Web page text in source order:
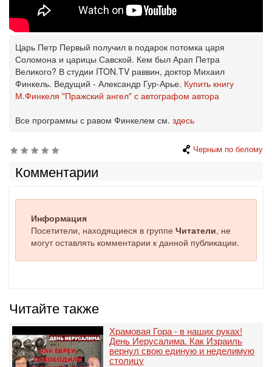
Царь Петр Первый получил в подарок потомка царя
Соломона и царицы Савской. Кем был Арап Петра
Великого? В студии ITON.TV раввин, доктор Михаил
Финкель. Ведущий - Александр Гур-Арье. Купить книгу
М.Финкеля "Пражский ангел" с автографом автора
Все программы с равом Финкелем см. здесь
Черным по белому
Комментарии
Информация
Посетители, находящиеся в группе Читатели, не
могут оставлять комментарии к данной публикации.
Читайте также
Храмовая Гора - в наших руках!
День Иерусалима. Как Израиль
вернул свою единую и неделимую
столицу